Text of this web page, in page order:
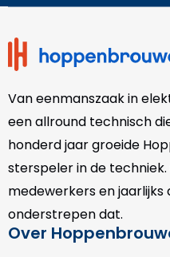
Van eenmanszaak in
een allround technisch
honderd jaar groeide
sterspeler in de techniek.
medewerkers en jaarlijks
onderstrepen dat.
Over